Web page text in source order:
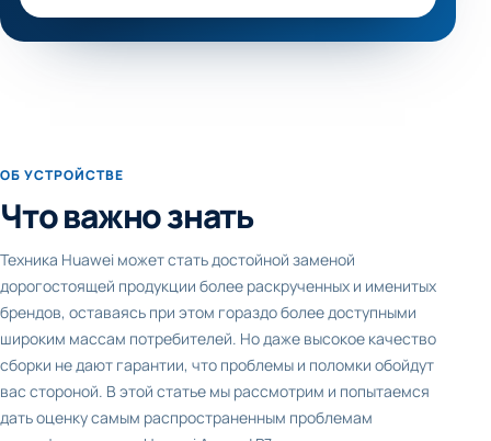
ОБ УСТРОЙСТВЕ
Что важно знать
Техника Huawei может стать достойной заменой
дорогостоящей продукции более раскрученных и именитых
брендов, оставаясь при этом гораздо более доступными
широким массам потребителей. Но даже высокое качество
сборки не дают гарантии, что проблемы и поломки обойдут
вас стороной. В этой статье мы рассмотрим и попытаемся
дать оценку самым распространенным проблемам